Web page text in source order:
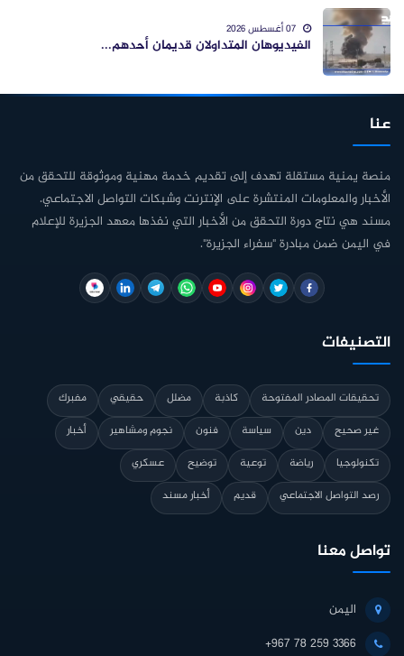
الفيديوهان المتداولان قديمان أحدهم...
عنا
منصة يمنية مستقلة تهدف إلى تقديم خدمة مهنية وموثوقة للتحقق من
الأخبار والمعلومات المنتشرة على الإنترنت وشبكات التواصل الاجتماعي.
مسند هي نتاج دورة التحقق من الأخبار التي نفذها معهد الجزيرة للإعلام
في اليمن ضمن مبادرة "سفراء الجزيرة".
التصنيفات
تحقيقات المصادر المفتوحة كاذبة مضلل حقيقي
مفبرك
غير صحيح
دين سياسة فنون نجوم ومشاهير
أخبار
تكنولوجيا
رياضة توعية توضيح
عسكري
رصد التواصل الاجتماعي
قديم أخبار مسند
تواصل معنا
اليمن
+967 78 259 3366